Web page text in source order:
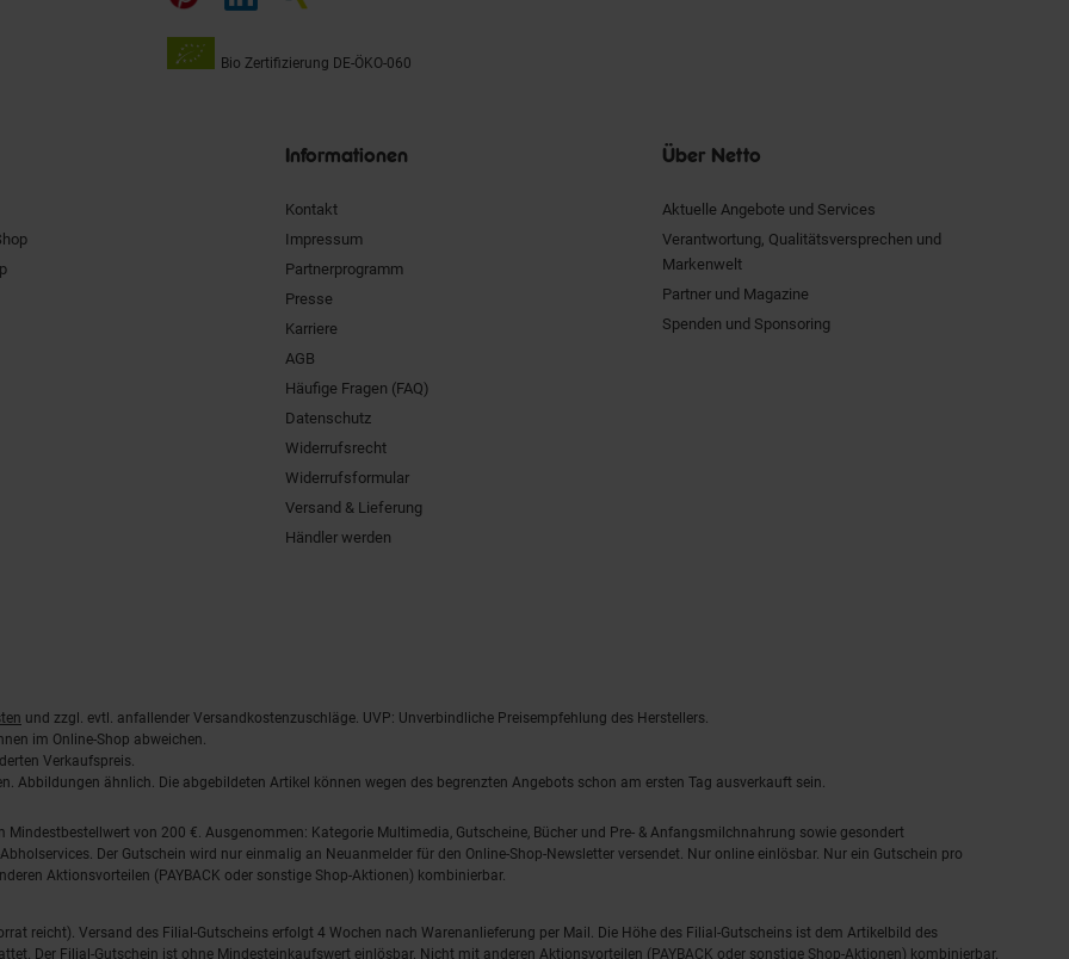
Bio Zertifizierung DE-ÖKO-060
Informationen
Kontakt
Impressum
Partnerprogramm
Presse
Karriere
AGB
Häufige Fragen (FAQ)
Datenschutz
Widerrufsrecht
Widerrufsformular
Versand & Lieferung
Händler werden
Über Netto
Aktuelle Angebote und Services
Verantwortung, Qualitätsversprechen und
Markenwelt
Partner und Magazine
Spenden und Sponsoring
und zzgl. evtl. anfallender Versandkostenzuschläge. UVP: Unverbindliche Preisempfehlung des Herstellers.
im Online-Shop abweichen.
Verkaufspreis.
Abbildungen ähnlich. Die abgebildeten Artikel können wegen des begrenzten Angebots schon am ersten Tag ausverkauft sein.
von 200 €. Ausgenommen: Kategorie Multimedia, Gutscheine, Bücher und Pre- & Anfangsmilchnahrung sowie gesondert
Der Gutschein wird nur einmalig an Neuanmelder für den Online-Shop-Newsletter versendet. Nur online einlösbar. Nur ein Gutschein pro
Aktionsvorteilen (PAYBACK oder sonstige Shop-Aktionen) kombinierbar.
reicht). Versand des Filial-Gutscheins erfolgt 4 Wochen nach Warenanlieferung per Mail. Die Höhe des Filial-Gutscheins ist dem Artikelbild des
Der Filial-Gutschein ist ohne Mindesteinkaufswert einlösbar. Nicht mit anderen Aktionsvorteilen (PAYBACK oder sonstige Shop-Aktionen) kombinierbar.